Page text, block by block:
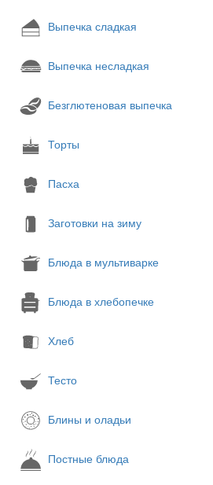
Выпечка сладкая
Выпечка несладкая
Безглютеновая выпечка
Торты
Пасха
Заготовки на зиму
Блюда в мультиварке
Блюда в хлебопечке
Хлеб
Тесто
Блины и оладьи
Постные блюда